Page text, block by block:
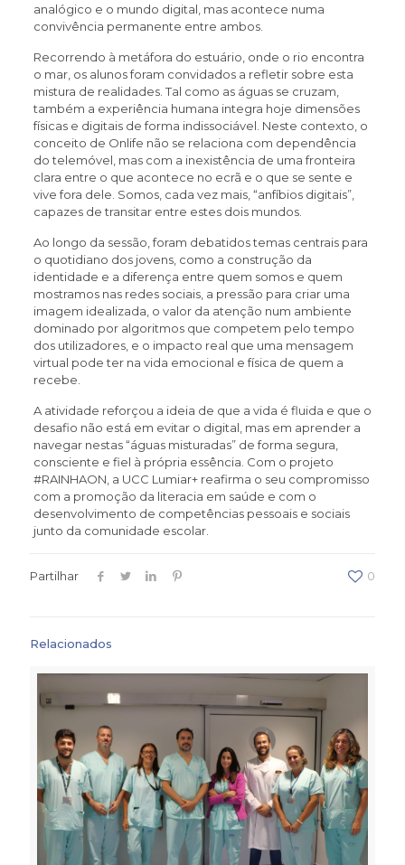
analógico e o mundo digital, mas acontece numa
convivência permanente entre ambos.
Recorrendo à metáfora do estuário, onde o rio encontra
o mar, os alunos foram convidados a refletir sobre esta
mistura de realidades. Tal como as águas se cruzam,
também a experiência humana integra hoje dimensões
físicas e digitais de forma indissociável. Neste contexto, o
conceito de Onlife não se relaciona com dependência
do telemóvel, mas com a inexistência de uma fronteira
clara entre o que acontece no ecrã e o que se sente e
vive fora dele. Somos, cada vez mais, “anfíbios digitais”,
capazes de transitar entre estes dois mundos.
Ao longo da sessão, foram debatidos temas centrais para
o quotidiano dos jovens, como a construção da
identidade e a diferença entre quem somos e quem
mostramos nas redes sociais, a pressão para criar uma
imagem idealizada, o valor da atenção num ambiente
dominado por algoritmos que competem pelo tempo
dos utilizadores, e o impacto real que uma mensagem
virtual pode ter na vida emocional e física de quem a
recebe.
A atividade reforçou a ideia de que a vida é fluida e que o
desafio não está em evitar o digital, mas em aprender a
navegar nestas “águas misturadas” de forma segura,
consciente e fiel à própria essência. Com o projeto
#RAINHAON, a UCC Lumiar+ reafirma o seu compromisso
com a promoção da literacia em saúde e com o
desenvolvimento de competências pessoais e sociais
junto da comunidade escolar.
Partilhar 0
Relacionados